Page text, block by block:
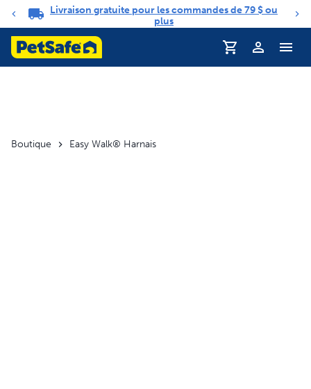
Carrousel de notifications
Livraison gratuite pour les commandes de 79 $ ou
plus
Profil
Boutique Easy Walk® Harnais